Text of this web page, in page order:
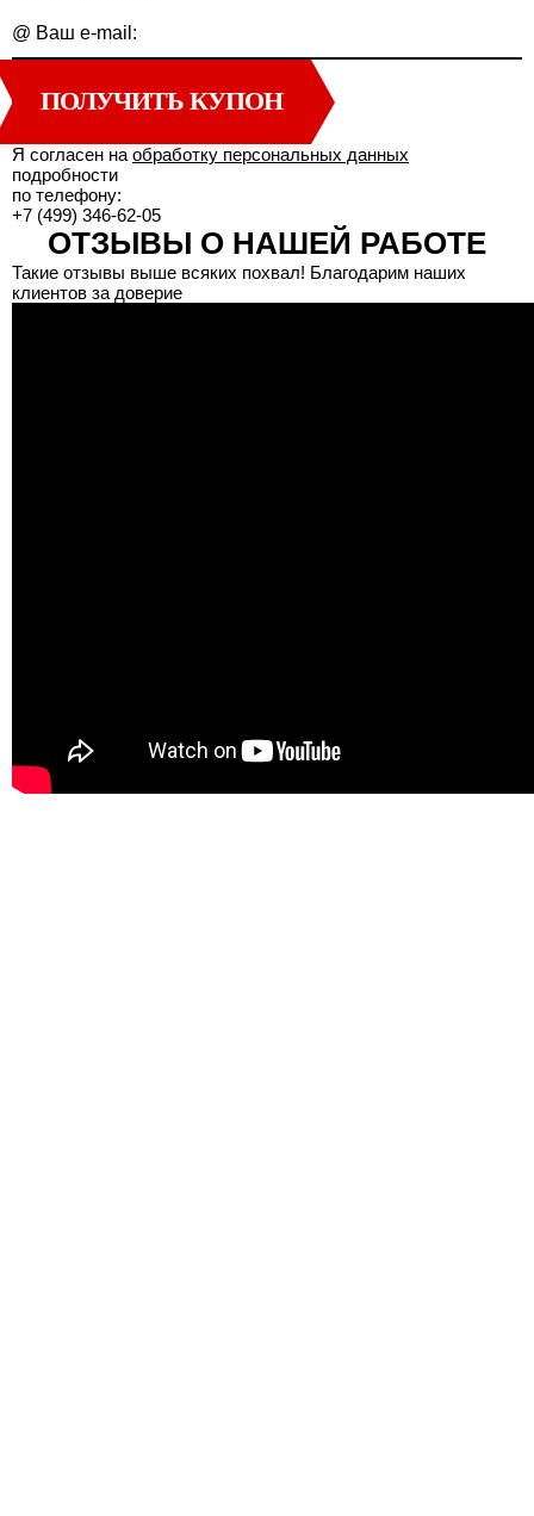
@ Ваш e-mail:
ПОЛУЧИТЬ КУПОН
Я согласен на обработку персональных данных
подробности
по телефону:
+7 (499) 346-62-05
ОТЗЫВЫ О НАШЕЙ РАБОТЕ
Такие отзывы выше всяких похвал! Благодарим наших
клиентов за доверие